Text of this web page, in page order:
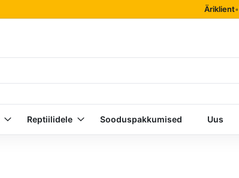
Äriklient•
Reptiilidele Sooduspakkumised Uus